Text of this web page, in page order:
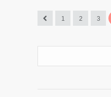
1 2 3